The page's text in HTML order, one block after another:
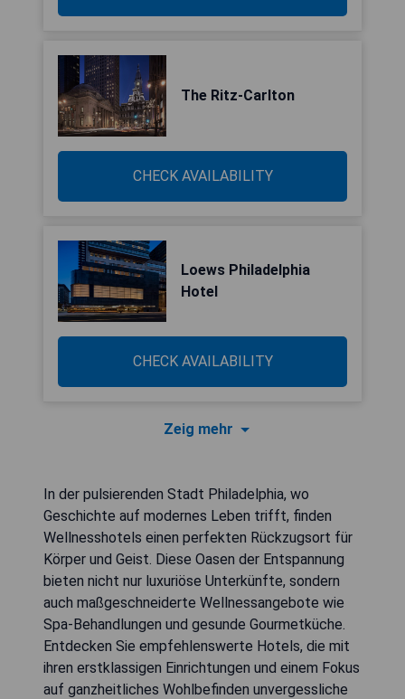
The Ritz-Carlton
CHECK AVAILABILITY
Loews Philadelphia
Hotel
CHECK AVAILABILITY
Zeig mehr
In der pulsierenden Stadt Philadelphia, wo
Geschichte auf modernes Leben trifft, finden
Wellnesshotels einen perfekten Rückzugsort für
Körper und Geist. Diese Oasen der Entspannung
bieten nicht nur luxuriöse Unterkünfte, sondern
auch maßgeschneiderte Wellnessangebote wie
Spa-Behandlungen und gesunde Gourmetküche.
Entdecken Sie empfehlenswerte Hotels, die mit
ihren erstklassigen Einrichtungen und einem Fokus
auf ganzheitliches Wohlbefinden unvergessliche